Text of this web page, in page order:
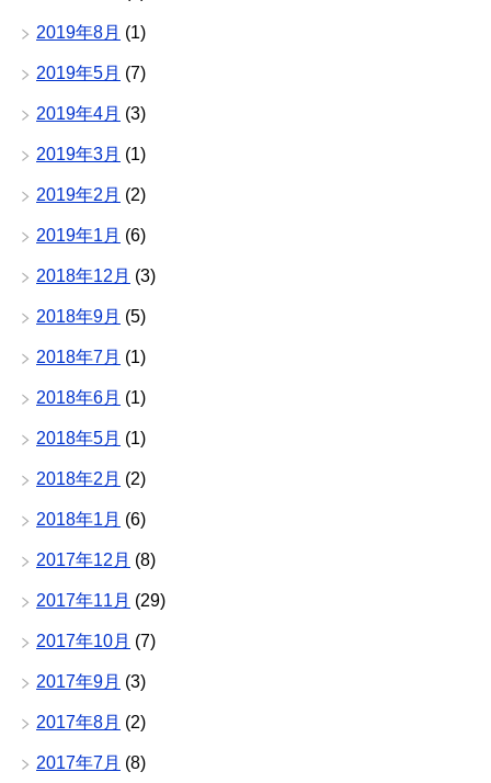
2019年8月 (1)
2019年5月 (7)
2019年4月 (3)
2019年3月 (1)
2019年2月 (2)
2019年1月 (6)
2018年12月 (3)
2018年9月 (5)
2018年7月 (1)
2018年6月 (1)
2018年5月 (1)
2018年2月 (2)
2018年1月 (6)
2017年12月 (8)
2017年11月 (29)
2017年10月 (7)
2017年9月 (3)
2017年8月 (2)
2017年7月 (8)